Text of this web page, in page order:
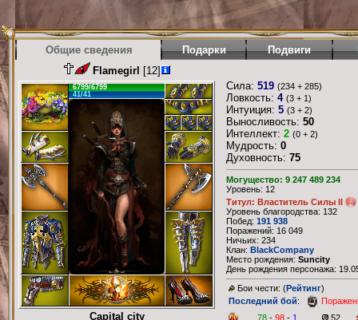
Общие сведения Подарки Подвиги
Flamegirl
[12]
6799/6799
41/41
Capital city
Сила: 519 (234 + 285)
Ловкость: 4 (3 + 1)
Интуиция: 5 (3 + 2)
Выносливость: 50
Интеллект: 2 (0 + 2)
Мудрость: 0
Духовность: 75
Могущество: 9 247 489 234
Уровень: 12
Титул: Властитель Силы II
Уровень благородства: 132
Побед: 191 938
Поражений: 16 049
Ничьих: 234
Клан: BlackCompany
Место рождения: Suncity
День рождения персонажа:
Бои чести: (Рейтинг)
Последний бой:
78 - 98 - 1
52